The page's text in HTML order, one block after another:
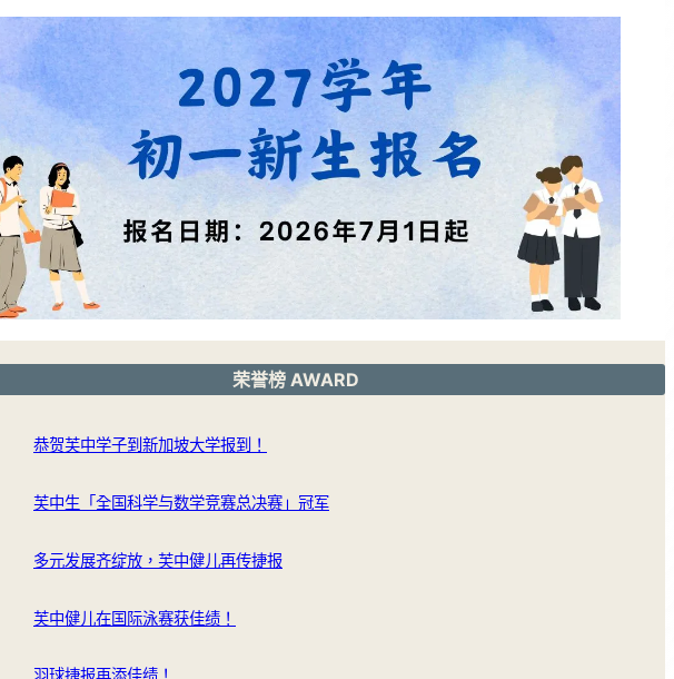
荣誉榜 AWARD
恭贺芙中学子到新加坡大学报到！
芙中生「全国科学与数学竞赛总决赛」冠军
多元发展齐绽放，芙中健儿再传捷报
芙中健儿在国际泳赛获佳绩！